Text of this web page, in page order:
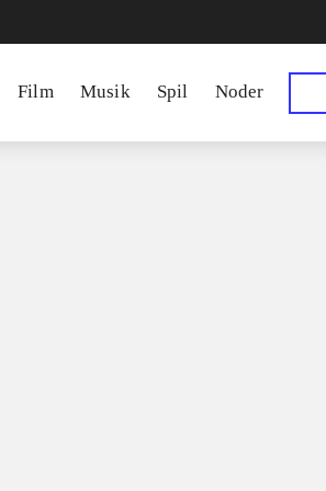
Film Musik Spil Noder